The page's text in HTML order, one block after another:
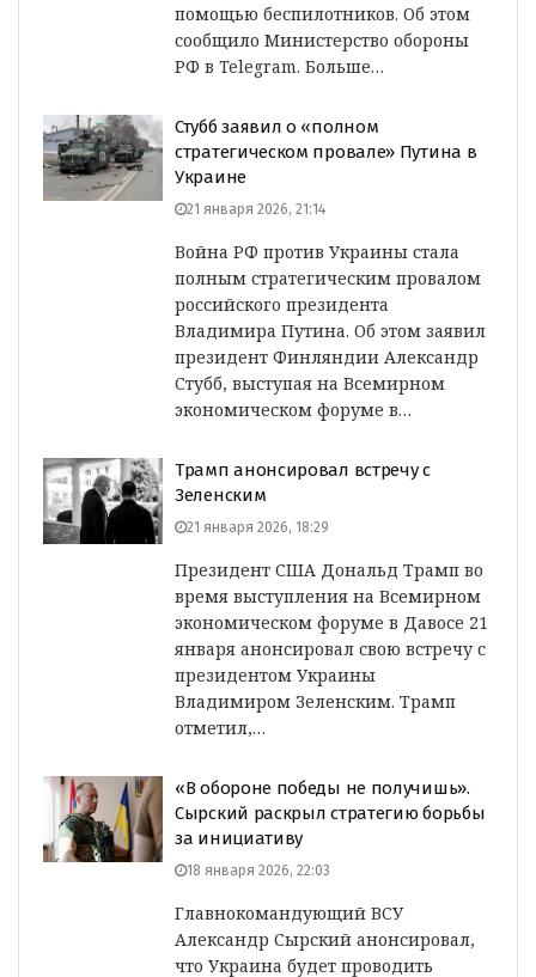
помощью беспилотников. Об этом
сообщило Министерство обороны
РФ в Telegram. Больше…
Стубб заявил о «полном
стратегическом провале» Путина в
Украине
21 января 2026, 21:14
Война РФ против Украины стала
полным стратегическим провалом
российского президента
Владимира Путина. Об этом заявил
президент Финляндии Александр
Стубб, выступая на Всемирном
экономическом форуме в…
Трамп анонсировал встречу с
Зеленским
21 января 2026, 18:29
Президент США Дональд Трамп во
время выступления на Всемирном
экономическом форуме в Давосе 21
января анонсировал свою встречу с
президентом Украины
Владимиром Зеленским. Трамп
отметил,…
«В обороне победы не получишь».
Сырский раскрыл стратегию борьбы
за инициативу
18 января 2026, 22:03
Главнокомандующий ВСУ
Александр Сырский анонсировал,
что Украина будет проводить